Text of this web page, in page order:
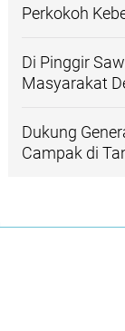
Perkokoh
Di Pinggir
Masyarakat
Dukung
Campak di